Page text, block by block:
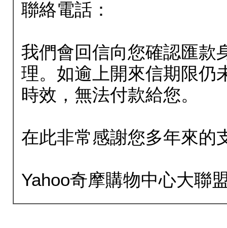
聯絡電話：
我們會回信向您確認匯款
理。如逾上開來信期限仍
時效，無法付款給您。
在此非常感謝您多年來的
Yahoo奇摩購物中心大